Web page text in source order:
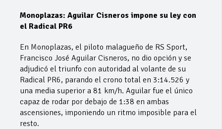
Monoplazas: Aguilar Cisneros impone su ley con
el Radical PR6
En Monoplazas, el piloto malagueño de RS Sport,
Francisco José Aguilar Cisneros, no dio opción y se
adjudicó el triunfo con autoridad al volante de su
Radical PR6, parando el crono total en 3:14.526 y
una media superior a 81 km/h. Aguilar fue el único
capaz de rodar por debajo de 1:38 en ambas
ascensiones, imponiendo un ritmo imposible para el
resto.